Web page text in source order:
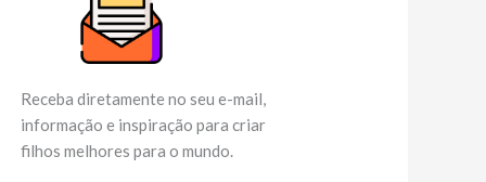
Receba diretamente no seu e-mail,
informação e inspiração para criar
filhos melhores para o mundo.